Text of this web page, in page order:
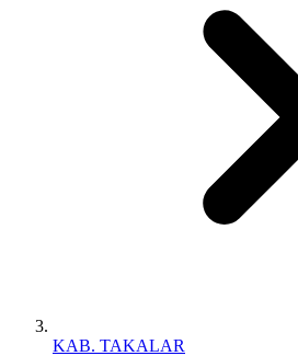
KAB. TAKALAR